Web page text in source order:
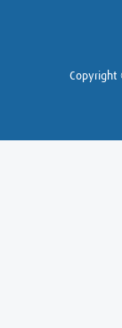
Copyright